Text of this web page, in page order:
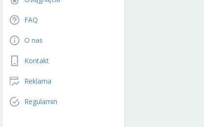
FAQ
O nas
Kontakt
Reklama
Regulamin